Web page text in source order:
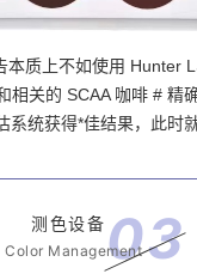
本质上不如使用 Hunter
相关的 SCAA 咖啡 # 精
系统获得*佳结果，此时
测色设备
Color Management
03